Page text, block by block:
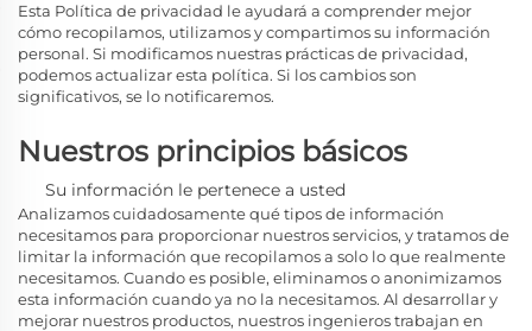
Esta Política de privacidad le ayudará a comprender mejor
cómo recopilamos, utilizamos y compartimos su información
personal. Si modificamos nuestras prácticas de privacidad,
podemos actualizar esta política. Si los cambios son
significativos, se lo notificaremos.
Nuestros principios básicos
Su información le pertenece a usted
Analizamos cuidadosamente qué tipos de información
necesitamos para proporcionar nuestros servicios, y tratamos de
limitar la información que recopilamos a solo lo que realmente
necesitamos. Cuando es posible, eliminamos o anonimizamos
esta información cuando ya no la necesitamos. Al desarrollar y
mejorar nuestros productos, nuestros ingenieros trabajan en